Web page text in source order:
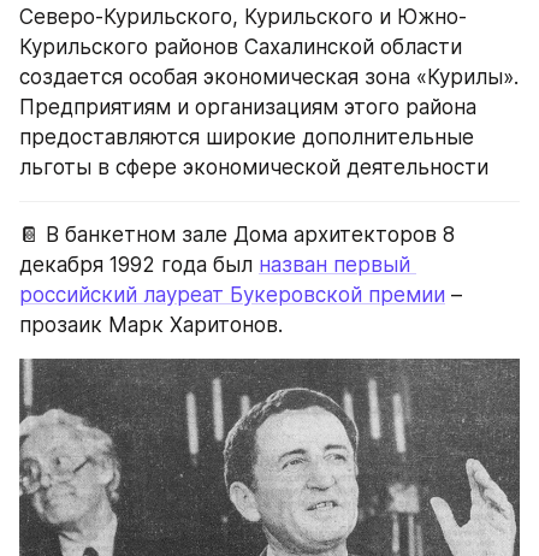
Северо-Курильского, Курильского и Южно-
Курильского районов Сахалинской области
создается особая экономическая зона «Курилы».
Предприятиям и организациям этого района
предоставляются широкие дополнительные
льготы в сфере экономической деятельности
📔 В банкетном зале Дома архитекторов 8
декабря 1992 года был назван первый
российский лауреат Букеровской премии –
прозаик Марк Харитонов.